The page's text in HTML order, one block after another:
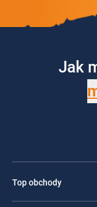
Jak
Top obchody